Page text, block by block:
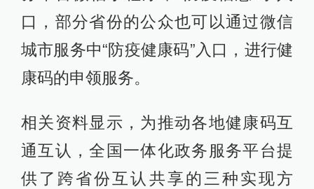
口，部分省份的公众也可以通过微信
城市服务中“防疫健康码”入口，进行健
康码的申领服务。
相关资料显示，为推动各地健康码互
通互认，全国一体化政务服务平台提
供了跨省份互认共享的三种实现方